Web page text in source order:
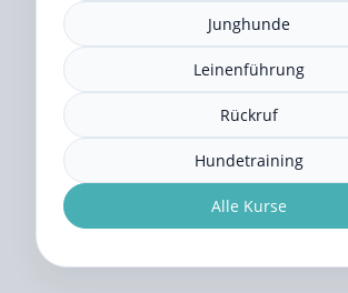
Junghunde
Leinenführung
Rückruf
Hundetraining
Alle Kurse